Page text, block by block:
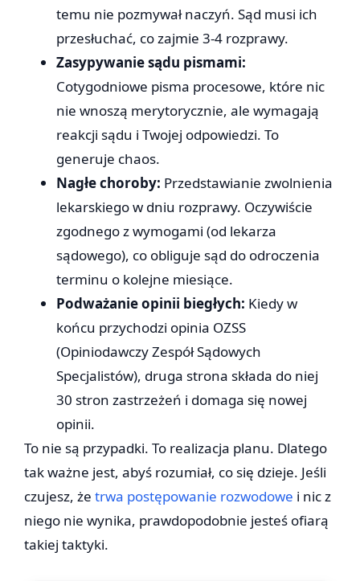
temu nie pozmywał naczyń. Sąd musi ich
przesłuchać, co zajmie 3-4 rozprawy.
Zasypywanie sądu pismami:
Cotygodniowe pisma procesowe, które nic
nie wnoszą merytorycznie, ale wymagają
reakcji sądu i Twojej odpowiedzi. To
generuje chaos.
Nagłe choroby: Przedstawianie zwolnienia
lekarskiego w dniu rozprawy. Oczywiście
zgodnego z wymogami (od lekarza
sądowego), co obliguje sąd do odroczenia
terminu o kolejne miesiące.
Podważanie opinii biegłych: Kiedy w
końcu przychodzi opinia OZSS
(Opiniodawczy Zespół Sądowych
Specjalistów), druga strona składa do niej
30 stron zastrzeżeń i domaga się nowej
opinii.
To nie są przypadki. To realizacja planu. Dlatego
tak ważne jest, abyś rozumiał, co się dzieje. Jeśli
czujesz, że trwa postępowanie rozwodowe i nic z
niego nie wynika, prawdopodobnie jesteś ofiarą
takiej taktyki.